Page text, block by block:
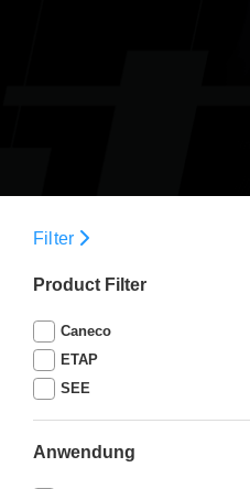
Filter
Product Filter
Caneco
ETAP
SEE
Anwendung